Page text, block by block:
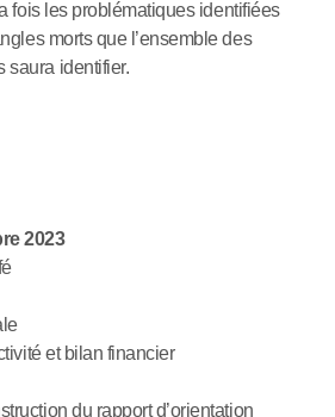
fois les problématiques identifiées
morts que l’ensemble des
saura identifier.
2023
et bilan financier
du rapport d’orientation